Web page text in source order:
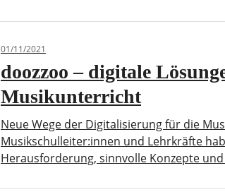
01/11/2021
doozzoo – digitale
Musikunterricht
Neue Wege der Digitalisierung für die
Musikschulleiter:innen und Lehrkräfte
Herausforderung, sinnvolle Konzepte